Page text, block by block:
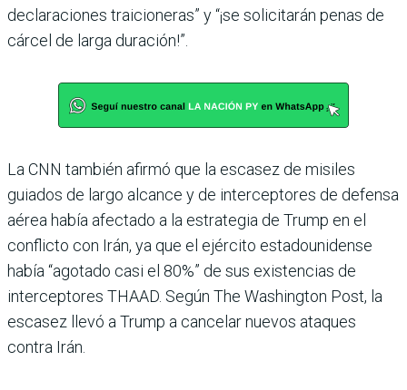
declaraciones traicioneras” y “¡se solicitarán penas de
cárcel de larga duración!”.
La CNN también afirmó que la escasez de misiles
guiados de largo alcance y de interceptores de defensa
aérea había afectado a la estrategia de Trump en el
conflicto con Irán, ya que el ejército estadounidense
había “agotado casi el 80%” de sus existencias de
interceptores THAAD. Según The Washington Post, la
escasez llevó a Trump a cancelar nuevos ataques
contra Irán.